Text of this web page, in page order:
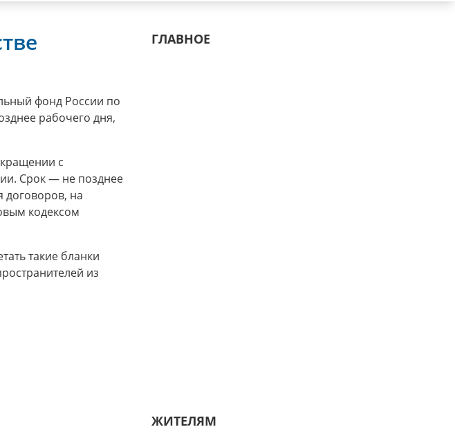
фонд России по
рабочего дня,
с
Срок — не позднее
договоров, на
кодексом
такие бланки
из
ГЛАВНОЕ
ЖИТЕЛЯМ